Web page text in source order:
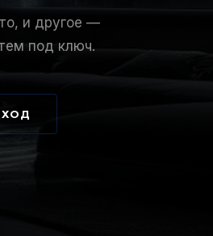
и другое —
под ключ.